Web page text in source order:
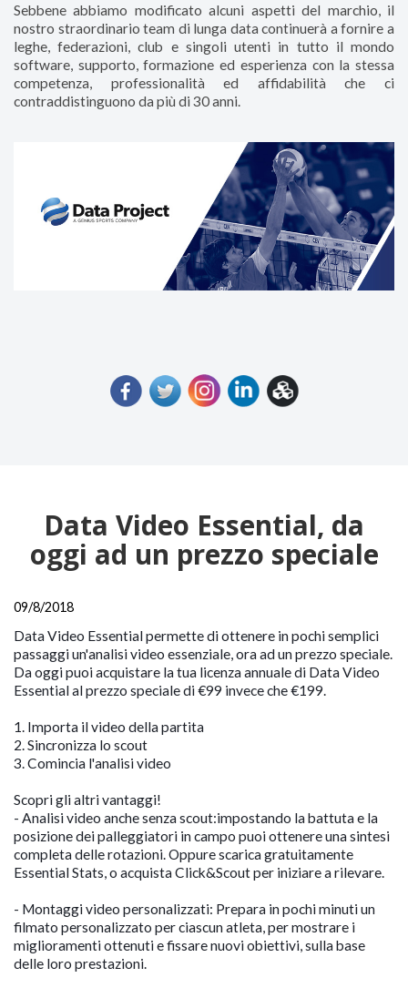
Sebbene abbiamo modificato alcuni aspetti del marchio, il
nostro straordinario team di lunga data continuerà a fornire a
leghe, federazioni, club e singoli utenti in tutto il mondo
software, supporto, formazione ed esperienza con la stessa
competenza, professionalità ed affidabilità che ci
contraddistinguono da più di 30 anni.
Data Video Essential, da
oggi ad un prezzo speciale
09/8/2018
Data Video Essential permette di ottenere in pochi semplici
passaggi un'analisi video essenziale, ora ad un prezzo speciale.
Da oggi puoi acquistare la tua licenza annuale di Data Video
Essential al prezzo speciale di €99 invece che €199.
1. Importa il video della partita
2. Sincronizza lo scout
3. Comincia l'analisi video
Scopri gli altri vantaggi!
- Analisi video anche senza scout:impostando la battuta e la
posizione dei palleggiatori in campo puoi ottenere una sintesi
completa delle rotazioni. Oppure scarica gratuitamente
Essential Stats, o acquista Click&Scout per iniziare a rilevare.
- Montaggi video personalizzati: Prepara in pochi minuti un
filmato personalizzato per ciascun atleta, per mostrare i
miglioramenti ottenuti e fissare nuovi obiettivi, sulla base
delle loro prestazioni.